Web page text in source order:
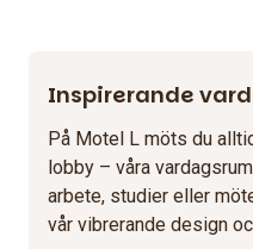
Inspirerande
På Motel L möts du
lobby – våra
arbete, studier eller
vår vibrerande design